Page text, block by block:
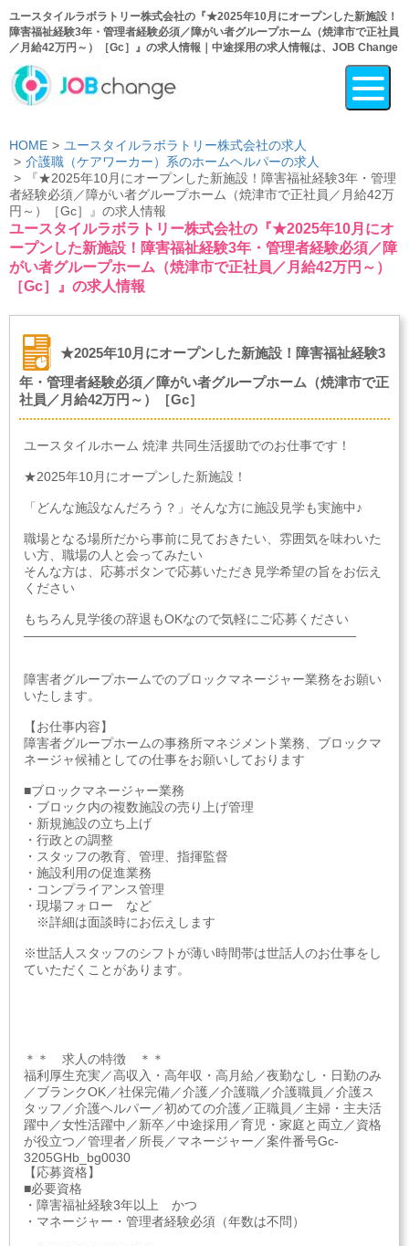
ユースタイルラボラトリー株式会社の『★2025年10月にオープンした新施設！
障害福祉経験3年・管理者経験必須／障がい者グループホーム（焼津市で正社員
／月給42万円～）［Gc］』の求人情報｜中途採用の求人情報は、JOB Change
HOME
ユースタイルラボラトリー株式会社の求人
介護職（ケアワーカー）系のホームヘルパーの求人
『★2025年10月にオープンした新施設！障害福祉経験3年・管理
者経験必須／障がい者グループホーム（焼津市で正社員／月給42万
円～）［Gc］』の求人情報
ユースタイルラボラトリー株式会社の『★2025年10月にオ
ープンした新施設！障害福祉経験3年・管理者経験必須／障
がい者グループホーム（焼津市で正社員／月給42万円～）
［Gc］』の求人情報
★2025年10月にオープンした新施設！障害福祉経験3
年・管理者経験必須／障がい者グループホーム（焼津市で正
社員／月給42万円～）［Gc］
ユースタイルホーム 焼津 共同生活援助でのお仕事です！
★2025年10月にオープンした新施設！
「どんな施設なんだろう？」そんな方に施設見学も実施中♪
職場となる場所だから事前に見ておきたい、雰囲気を味わいた
い方、職場の人と会ってみたい
そんな方は、応募ボタンで応募いただき見学希望の旨をお伝え
ください
もちろん見学後の辞退もOKなので気軽にご応募ください
――――――――――――――――――――――――――
障害者グループホームでのブロックマネージャー業務をお願い
いたします。
【お仕事内容】
障害者グループホームの事務所マネジメント業務、ブロックマ
ネージャ候補としての仕事をお願いしております
■ブロックマネージャー業務
・ブロック内の複数施設の売り上げ管理
・新規施設の立ち上げ
・行政との調整
・スタッフの教育、管理、指揮監督
・施設利用の促進業務
・コンプライアンス管理
・現場フォロー など
※詳細は面談時にお伝えします
※世話人スタッフのシフトが薄い時間帯は世話人のお仕事をし
ていただくことがあります。
＊＊ 求人の特徴 ＊＊
福利厚生充実／高収入・高年収・高月給／夜勤なし・日勤のみ
／ブランクOK／社保完備／介護／介護職／介護職員／介護ス
タッフ／介護ヘルパー／初めての介護／正職員／主婦・主夫活
躍中／女性活躍中／新卒／中途採用／育児・家庭と両立／資格
が役立つ／管理者／所長／マネージャー／案件番号Gc-
3205GHb_bg0030
【応募資格】
■必要資格
・障害福祉経験3年以上 かつ
・マネージャー・管理者経験必須（年数は不問）